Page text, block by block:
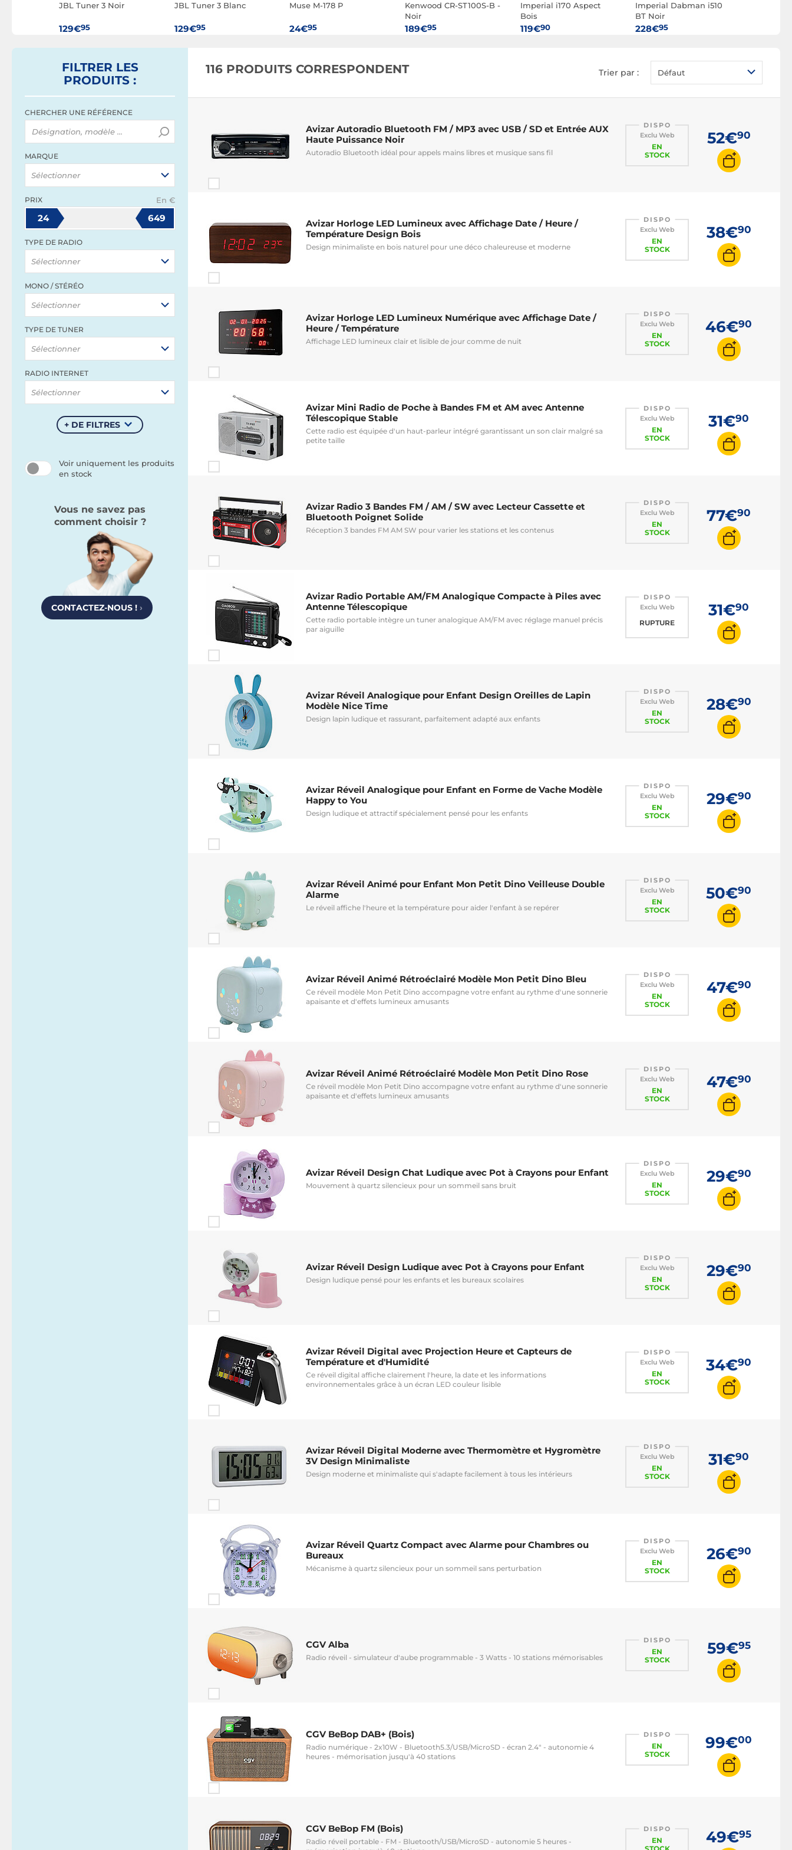
JBL Tuner 3 Noir
129€95
JBL Tuner 3 Blanc
129€95
Muse M-178 P
24€95
Kenwood CR-ST100S-B -
Noir
189€95
Imperial i170 Aspect
Bois
119€90
Imperial Dabman i510
BT Noir
228€95
FILTRER LES
PRODUITS :
CHERCHER UNE RÉFÉRENCE
MARQUE
Sélectionner
PRIX En €
24 649
TYPE DE RADIO
Sélectionner
MONO / STÉRÉO
Sélectionner
TYPE DE TUNER
Sélectionner
RADIO INTERNET
Sélectionner
+ DE FILTRES
Voir uniquement les produits
en stock
Vous ne savez pas
comment choisir ?
CONTACTEZ-NOUS ! ›
116 PRODUITS CORRESPONDENT Trier par : Défaut
Avizar Autoradio Bluetooth FM / MP3 avec USB / SD et Entrée AUX
Haute Puissance Noir
Autoradio Bluetooth idéal pour appels mains libres et musique sans fil
DISPO
Exclu Web
EN
STOCK
52€90
Avizar Horloge LED Lumineux avec Affichage Date / Heure /
Température Design Bois
Design minimaliste en bois naturel pour une déco chaleureuse et moderne
DISPO
Exclu Web
EN
STOCK
38€90
Avizar Horloge LED Lumineux Numérique avec Affichage Date /
Heure / Température
Affichage LED lumineux clair et lisible de jour comme de nuit
DISPO
Exclu Web
EN
STOCK
46€90
Avizar Mini Radio de Poche à Bandes FM et AM avec Antenne
Télescopique Stable
Cette radio est équipée d'un haut-parleur intégré garantissant un son clair malgré sa
petite taille
DISPO
Exclu Web
EN
STOCK
31€90
Avizar Radio 3 Bandes FM / AM / SW avec Lecteur Cassette et
Bluetooth Poignet Solide
Réception 3 bandes FM AM SW pour varier les stations et les contenus
DISPO
Exclu Web
EN
STOCK
77€90
Avizar Radio Portable AM/FM Analogique Compacte à Piles avec
Antenne Télescopique
Cette radio portable intègre un tuner analogique AM/FM avec réglage manuel précis
par aiguille
DISPO
Exclu Web
RUPTURE
31€90
Avizar Réveil Analogique pour Enfant Design Oreilles de Lapin
Modèle Nice Time
Design lapin ludique et rassurant, parfaitement adapté aux enfants
DISPO
Exclu Web
EN
STOCK
28€90
Avizar Réveil Analogique pour Enfant en Forme de Vache Modèle
Happy to You
Design ludique et attractif spécialement pensé pour les enfants
DISPO
Exclu Web
EN
STOCK
29€90
Avizar Réveil Animé pour Enfant Mon Petit Dino Veilleuse Double
Alarme
Le réveil affiche l'heure et la température pour aider l'enfant à se repérer
DISPO
Exclu Web
EN
STOCK
50€90
Avizar Réveil Animé Rétroéclairé Modèle Mon Petit Dino Bleu
Ce réveil modèle Mon Petit Dino accompagne votre enfant au rythme d'une sonnerie
apaisante et d'effets lumineux amusants
DISPO
Exclu Web
EN
STOCK
47€90
Avizar Réveil Animé Rétroéclairé Modèle Mon Petit Dino Rose
Ce réveil modèle Mon Petit Dino accompagne votre enfant au rythme d'une sonnerie
apaisante et d'effets lumineux amusants
DISPO
Exclu Web
EN
STOCK
47€90
Avizar Réveil Design Chat Ludique avec Pot à Crayons pour Enfant
Mouvement à quartz silencieux pour un sommeil sans bruit
DISPO
Exclu Web
EN
STOCK
29€90
Avizar Réveil Design Ludique avec Pot à Crayons pour Enfant
Design ludique pensé pour les enfants et les bureaux scolaires
DISPO
Exclu Web
EN
STOCK
29€90
Avizar Réveil Digital avec Projection Heure et Capteurs de
Température et d'Humidité
Ce réveil digital affiche clairement l'heure, la date et les informations
environnementales grâce à un écran LED couleur lisible
DISPO
Exclu Web
EN
STOCK
34€90
Avizar Réveil Digital Moderne avec Thermomètre et Hygromètre
3V Design Minimaliste
Design moderne et minimaliste qui s'adapte facilement à tous les intérieurs
DISPO
Exclu Web
EN
STOCK
31€90
Avizar Réveil Quartz Compact avec Alarme pour Chambres ou
Bureaux
Mécanisme à quartz silencieux pour un sommeil sans perturbation
DISPO
Exclu Web
EN
STOCK
26€90
CGV Alba
Radio réveil - simulateur d'aube programmable - 3 Watts - 10 stations mémorisables
DISPO
EN
STOCK
59€95
CGV BeBop DAB+ (Bois)
Radio numérique - 2x10W - Bluetooth5.3/USB/MicroSD - écran 2.4" - autonomie 4
heures - mémorisation jusqu'à 40 stations
DISPO
EN
STOCK
99€00
CGV BeBop FM (Bois)
Radio réveil portable - FM - Bluetooth/USB/MicroSD - autonomie 5 heures -
DISPO
EN
49€95